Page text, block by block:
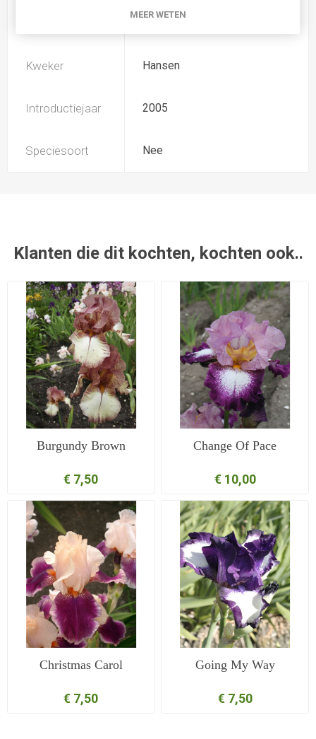
Kweker Hansen
Introductiejaar 2005
Speciesoort Nee
Klanten die dit kochten, kochten ook..
Burgundy Brown
€ 7,50
Change Of Pace
€ 10,00
Christmas Carol
€ 7,50
Going My Way
€ 7,50
MEER WETEN